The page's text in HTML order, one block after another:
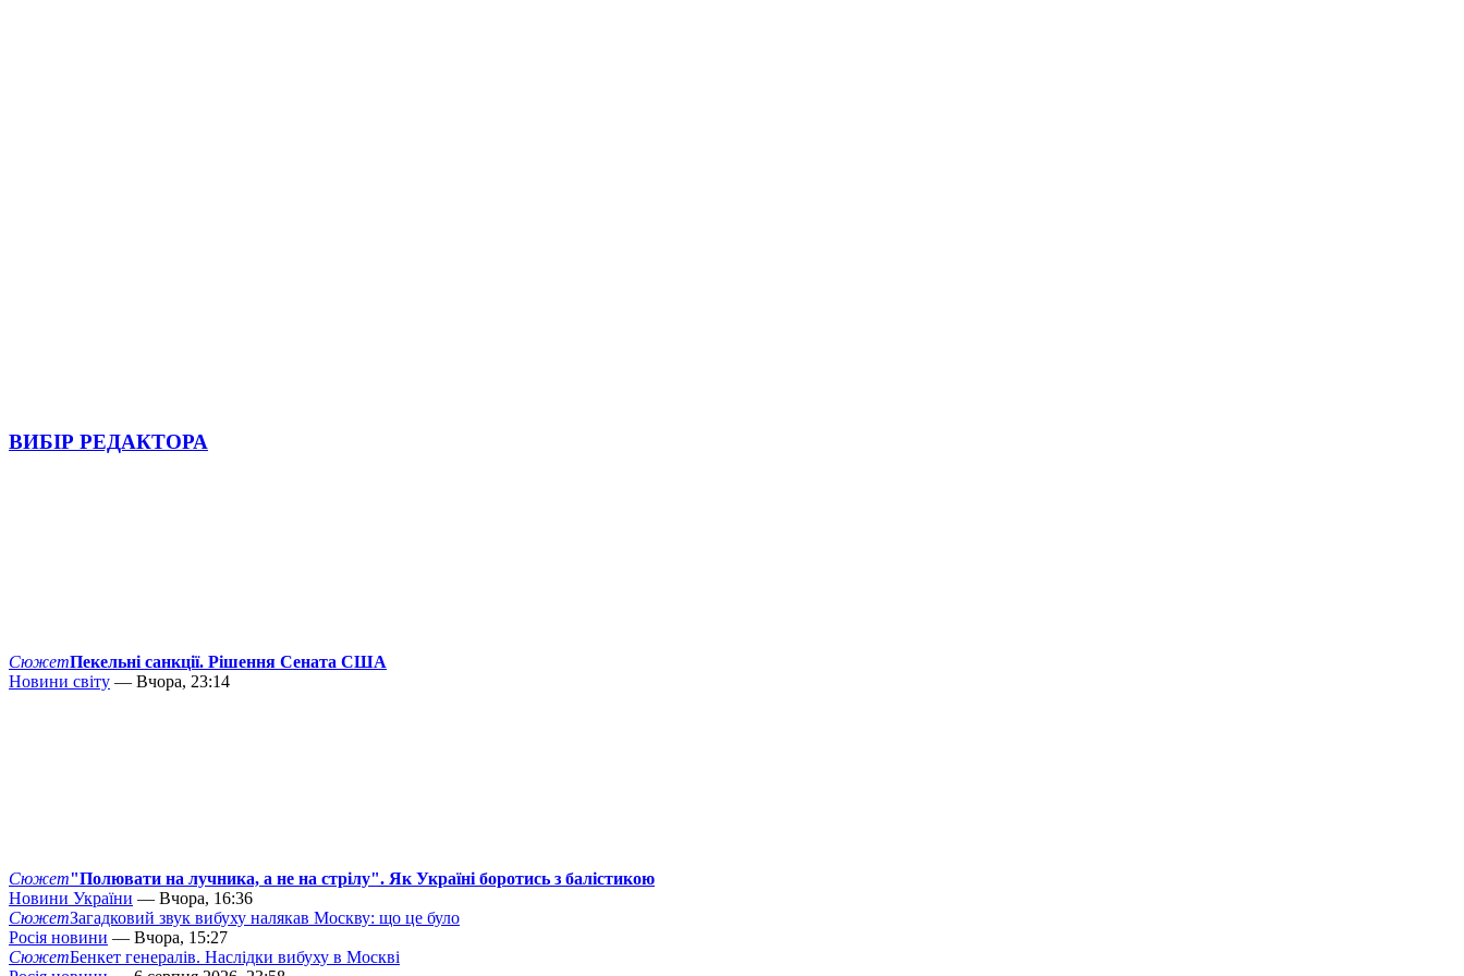
ВИБІР РЕДАКТОРА
СюжетПекельні санкції. Рішення Сената США
Новини світу — Вчора, 23:14
Сюжет"Полювати на лучника, а не на стрілу". Як Україні боротись з балістикою
Новини України — Вчора, 16:36
СюжетЗагадковий звук вибуху налякав Москву: що це було
Росія новини — Вчора, 15:27
СюжетБенкет генералів. Наслідки вибуху в Москві